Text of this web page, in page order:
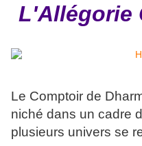
L'Allégorie
Le Comptoir de
niché dans un cadre
plusieurs univers se